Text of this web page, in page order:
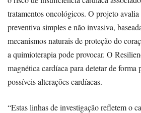
tratamentos oncológicos. O projeto avalia
preventiva simples e não invasiva,
mecanismos naturais de proteção do
a quimioterapia pode provocar. O
magnética cardíaca para detetar de forma
possíveis alterações cardíacas.
“Estas linhas de investigação refletem o